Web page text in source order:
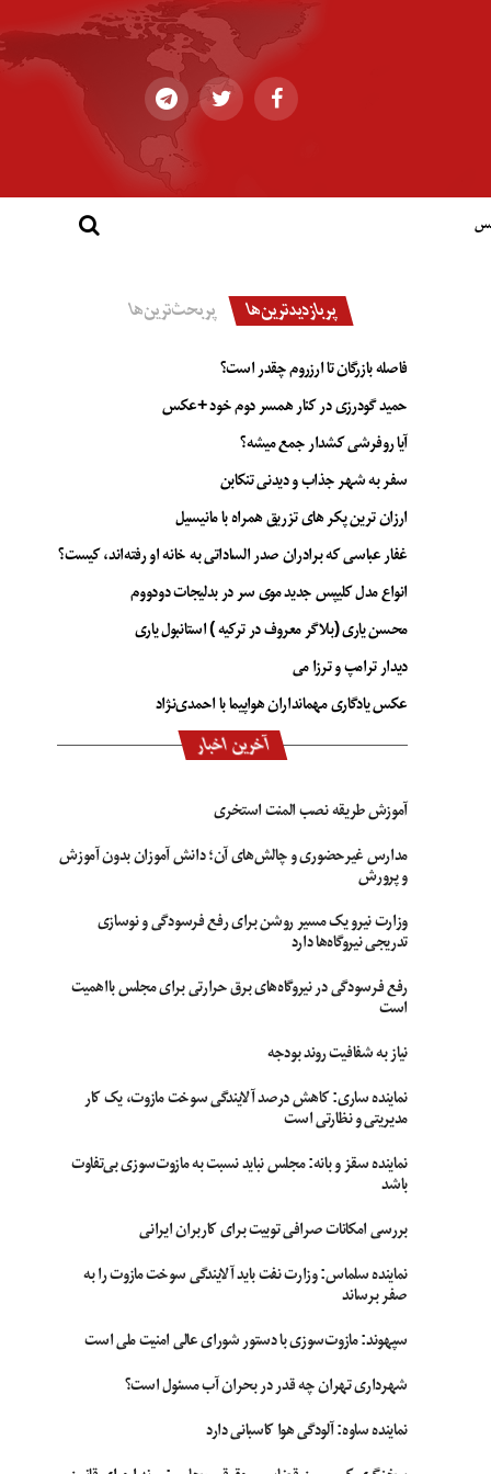
پربازدیدترین‌ها پربحث‌ترین‌ها
فاصله بازرگان تا ارزروم چقدر است؟
حمید گودرزی در کنار همسر دوم خود +عکس
آیا روفرشی کشدار جمع میشه؟
سفر به شهر جذاب و دیدنی تنکابن
ارزان ترین پکر های تزریق همراه با مانیسیل
غفار عباسی که برادران صدر الساداتی به خانه او رفته‌اند، کیست؟
انواع مدل کلیپس جدید موی سر در بدلیجات دودووم
محسن یاری (بلاگر معروف در ترکیه ) استانبول یاری
دیدار ترامپ و ترزا می
عکس یادگاری مهمانداران هواپیما با احمدی‌نژاد
آخرین اخبار
آموزش طریقه نصب المنت استخری
مدارس غیرحضوری و چالش‌های آن؛ دانش آموزان بدون آموزش
و پرورش
وزارت نیرو یک مسیر روشن برای رفع فرسودگی و نوسازی
تدریجی نیروگاه‌ها دارد
رفع فرسودگی در نیروگاه‌های برق حرارتی برای مجلس بااهمیت
است
نیاز به شفافیت روند بودجه
نماینده ساری: کاهش درصد آلایندگی سوخت مازوت، یک کار
مدیریتی و نظارتی است
نماینده سقز و بانه: مجلس نباید نسبت به مازوت‌سوزی بی‌تفاوت
باشد
بررسی امکانات صرافی توبیت برای کاربران ایرانی
نماینده سلماس: وزارت نفت باید آلایندگی سوخت مازوت را به
صفر برساند
سپهوند:‌ مازوت‌سوزی با دستور شورای عالی امنیت ملی است
شهرداری تهران چه قدر در بحران آب مسئول است؟
نماینده ساوه: آلودگی هوا کاسبانی دارد